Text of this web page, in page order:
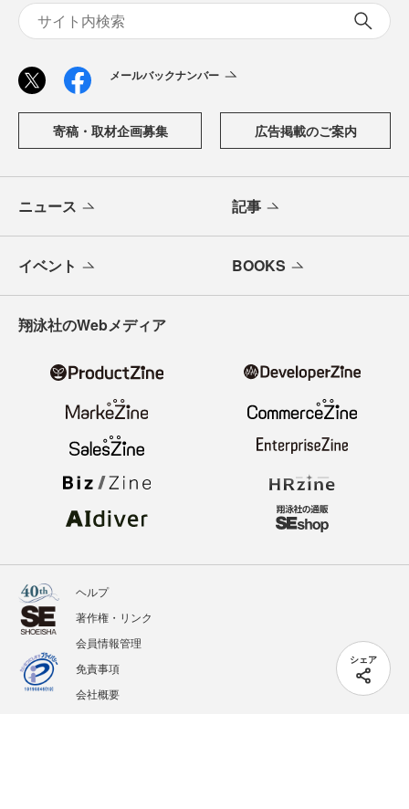
シェア
メールバックナンバー
寄稿・取材企画募集 広告掲載のご案内
ニュース 記事
イベント BOOKS
翔泳社のWebメディア
ヘルプ
著作権・リンク
会員情報管理
免責事項
会社概要